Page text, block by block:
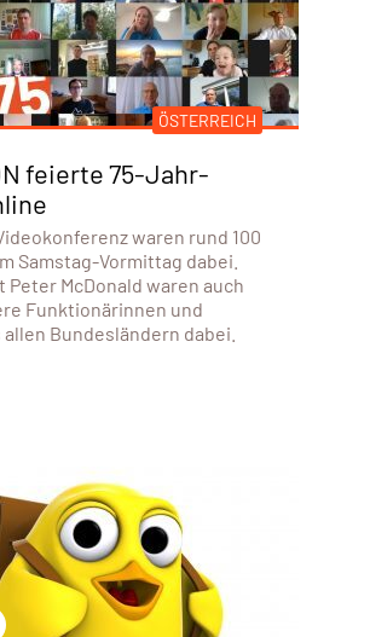
ÖSTERREICH
feierte 75-Jahr-
waren rund 100
Samstag-Vormittag dabei.
Peter McDonald waren auch
Funktionärinnen und
Bundesländern dabei.